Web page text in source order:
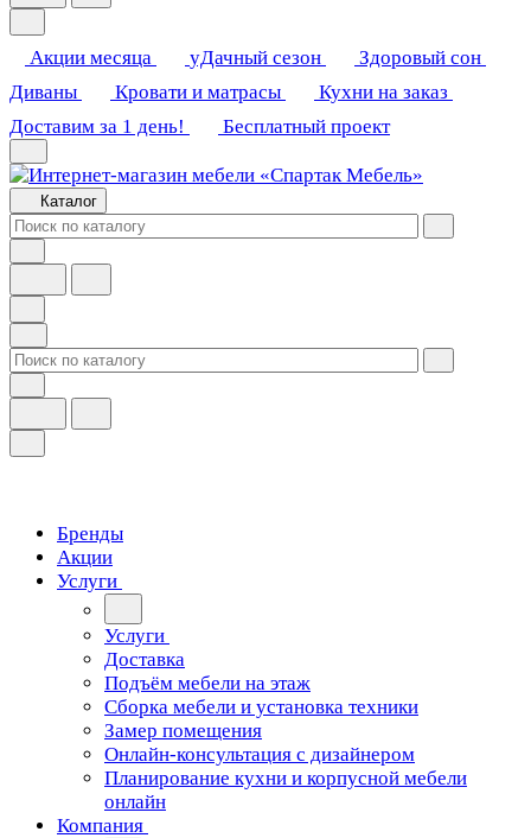
Акции месяца уДачный сезон
Здоровый сон
Диваны
Кровати и матрасы
Кухни на заказ
Доставим за 1 день!
Бесплатный проект
Каталог
Бренды
Акции
Услуги
Услуги
Доставка
Подъём мебели на этаж
Сборка мебели и установка техники
Замер помещения
Онлайн-консультация с дизайнером
Планирование кухни и корпусной мебели
онлайн
Компания